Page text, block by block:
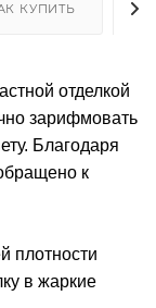
КУПИТЬ
отделкой
зарифмовать
Благодаря
к
плотности
в жаркие